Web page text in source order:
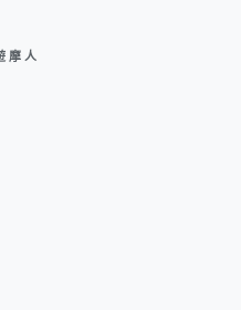
摩人